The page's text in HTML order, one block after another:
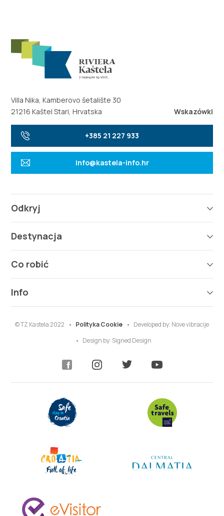
Villa Nika, Kamberovo šetalište 30
21216 Kaštel Stari, Hrvatska
Wskazówki
+385 21 227 933
info@kastela-info.hr
Odkryj
Destynacja
Co robić
Info
© TZ Kastela 2022 Polityka Cookie Developed by: Nove vibracije
Design by: Signed Design